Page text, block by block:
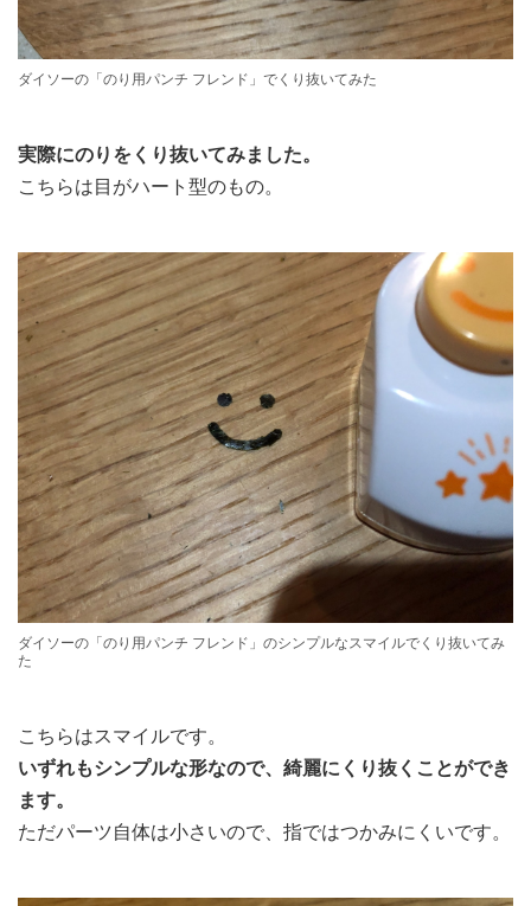
ダイソーの「のり用パンチ フレンド」でくり抜いてみた
実際にのりをくり抜いてみました。
こちらは目がハート型のもの。
ダイソーの「のり用パンチ フレンド」のシンプルなスマイルでくり抜いてみ
た
こちらはスマイルです。
いずれもシンプルな形なので、綺麗にくり抜くことができ
ます。
ただパーツ自体は小さいので、指ではつかみにくいです。